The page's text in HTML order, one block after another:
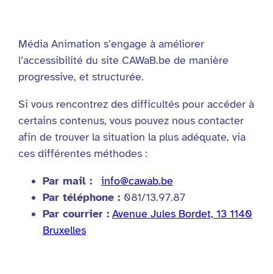
Média Animation s’engage à améliorer
l’accessibilité du site CAWaB.be de manière
progressive, et structurée.
Si vous rencontrez des difficultés pour accéder à
certains contenus, vous pouvez nous contacter
afin de trouver la situation la plus adéquate, via
ces différentes méthodes :
Par mail :
info@cawab.be
Par téléphone : 081/13.97.87
Par courrier : Avenue Jules Bordet, 13 1140
Bruxelles